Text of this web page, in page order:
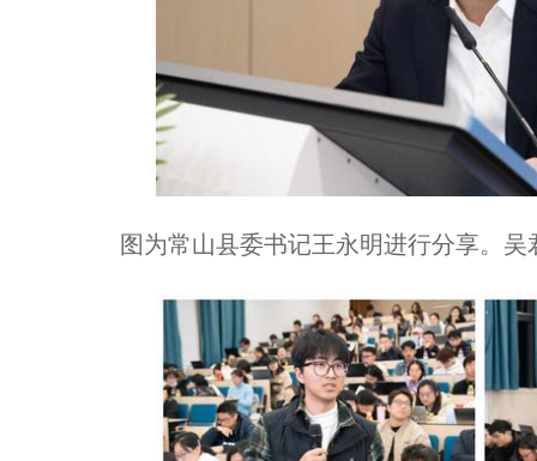
图为常山县委书记王永明进行分享。吴